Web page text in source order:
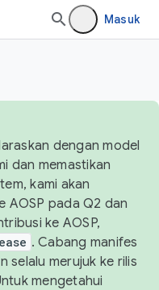
Masuk
dengan model
dan memastikan
kami akan
AOSP pada Q2 dan
ke AOSP,
. Cabang manifes
selalu merujuk ke rilis
mengetahui